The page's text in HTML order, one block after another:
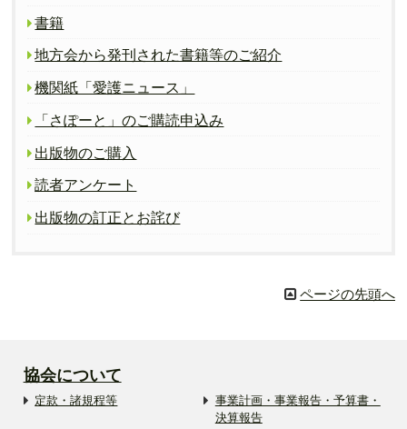
書籍
地方会から発刊された書籍等のご紹介
機関紙「愛護ニュース」
「さぽーと」のご購読申込み
出版物のご購入
読者アンケート
出版物の訂正とお詫び
ページの先頭へ
協会について
定款・諸規程等
事業計画・事業報告・予算書・
決算報告